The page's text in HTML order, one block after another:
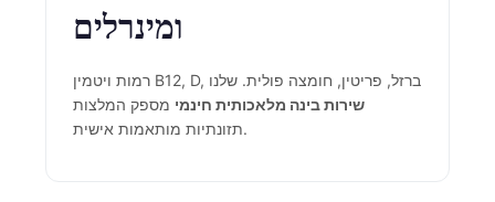
ומינרלים
רמות ויטמין B12, D, ברזל, פריטין, חומצה פולית. שלנו
שירות בינה מלאכותית חינמי מספק המלצות
תזונתיות מותאמות אישית.
ไทย
ဗမာစာ
Kiswahili